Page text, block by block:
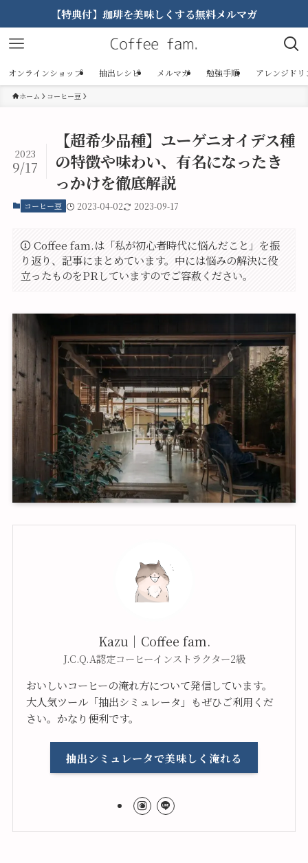
【特典付】珈琲を美味しくする無料メルマガ
オンラインショップ 抽出レシピ メルマガ 勉強手順 アレンジドリ
ホーム コーヒー豆
【超希少品種】ユーゲニオイデス種
の特徴や味わい、有名になったき
っかけを徹底解説
2023
9/17
コーヒー豆 2023-04-02 2023-09-17
Coffee fam.は「私が初心者時代に悩んだこと」を振
り返り、記事にまとめています。中には悩みの解決に役
立ったものをPRしていますのでご容赦ください。
Kazu｜Coffee fam.
J.C.Q.A認定コーヒーインストラクター2級
おいしいコーヒーの淹れ方について発信しています。
大人気ツール「抽出シミュレータ」もぜひご利用くだ
さい。かなり便利です。
抽出シミュレータで美味しく淹れる